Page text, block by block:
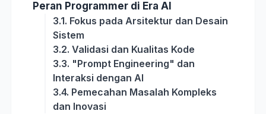
Peran Programmer di Era AI
3.1. Fokus pada Arsitektur dan Desain
Sistem
3.2. Validasi dan Kualitas Kode
3.3. "Prompt Engineering" dan
Interaksi dengan AI
3.4. Pemecahan Masalah Kompleks
dan Inovasi